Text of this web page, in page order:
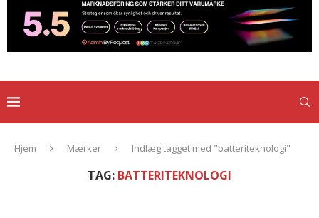
Hjem Mærker Indlæg tagget med "batteriteknologi"
TAG: BATTERITEKNOLOGI